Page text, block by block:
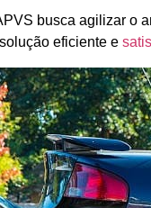
busca agilizar o
eficiente e